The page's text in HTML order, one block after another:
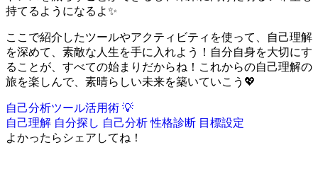
持てるようになるよ✨
ここで紹介したツールやアクティビティを使って、自己理解
を深めて、素敵な人生を手に入れよう！自分自身を大切にす
ることが、すべての始まりだからね！これからの自己理解の
旅を楽しんで、素晴らしい未来を築いていこう💖
自己分析ツール活用術 💡
自己理解 自分探し 自己分析性格診断 目標設定
よかったらシェアしてね！